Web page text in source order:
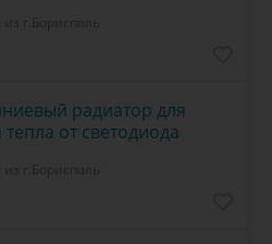
радиатор для
тепла от светодиода